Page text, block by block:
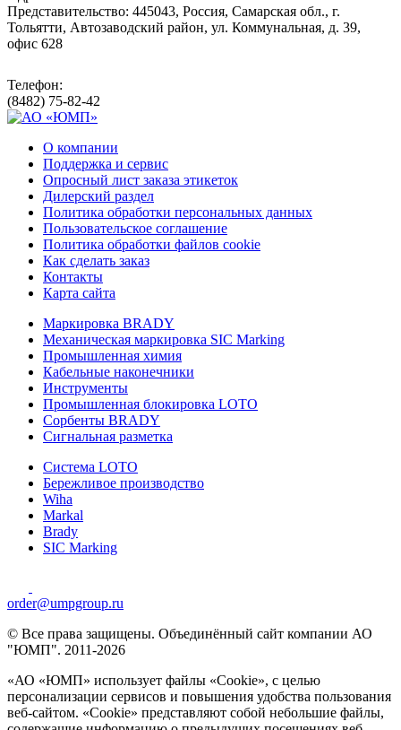
Представительство: 445043, Россия, Самарская обл., г.
Тольятти, Автозаводский район, ул. Коммунальная, д. 39,
офис 628
Телефон:
(8482) 75-82-42
О компании
Поддержка и сервис
Опросный лист заказа этикеток
Дилерский раздел
Политика обработки персональных данных
Пользовательское соглашение
Политика обработки файлов cookie
Как сделать заказ
Контакты
Карта сайта
Маркировка BRADY
Механическая маркировка SIC Marking
Промышленная химия
Кабельные наконечники
Инструменты
Промышленная блокировка LOTO
Сорбенты BRADY
Сигнальная разметка
Система LOTO
Бережливое производство
Wiha
Markal
Brady
SIC Marking
order@umpgroup.ru
© Все права защищены. Объединённый сайт компании АО
"ЮМП". 2011-2026
«АО «ЮМП» использует файлы «Сookie», с целью
персонализации сервисов и повышения удобства пользования
веб-сайтом. «Cookie» представляют собой небольшие файлы,